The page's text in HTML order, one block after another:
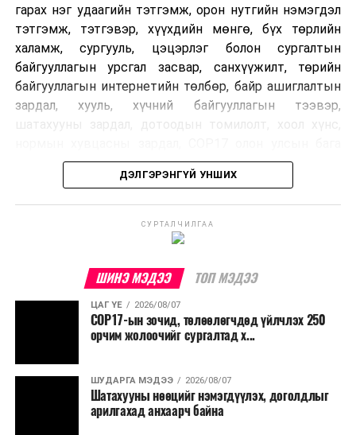
гарах нэг удаагийн тэтгэмж, орон нутгийн нэмэгдэл
тэтгэмж, тэтгэвэр, хүүхдийн мөнгө, бүх төрлийн
халамж, сургууль, цэцэрлэг болон сургалтын
байгууллагын урсгал засвар, санхүүжилт, төрийн
байгууллагын интернетийн төлбөр, байр ашиглалтын
зардал, хууль, хүчний байгууллагын тээвэр,
хурлын зардал, Засгийн газрын өр, орон нутгийн нөөц
хөрөнгийн санхүүжилтийг хэвийн үргэлжлүүлэхээр
шийдвэрлэжээ.
Харин дараах зардлыг хязгаарлахаар болсон байна.
шийдвэртэйгээс бусад хурал, зөвлөгөөн, ой,
тэмдэглэлт өдөр, найр наадам, соёлын арга
Урьдчилан төлөвлөсөн төрийн өндөр албан
тушаалтны томилолтоос бусад гадаад
томилолт, гадаадын зочин хүлээн авах зардал;
ДЭЛГЭРЭНГҮЙ УНШИХ
СУРТАЛЧИЛГАА
ШИНЭ МЭДЭЭ ТОП МЭДЭЭ
ЦАГ ҮЕ 2026/08/07
COP17-ын зочид, төлөөлөгчдөд үйлчлэх 250
орчим жолоочийг сургалтад х...
ШУДАРГА МЭДЭЭ 2026/08/07
Шатахууны нөөцийг нэмэгдүүлэх, доголдлыг
арилгахад анхаарч байна